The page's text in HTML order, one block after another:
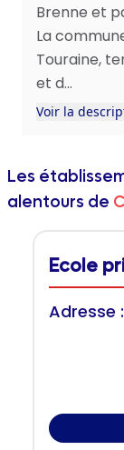
Brenne et
La
Touraine,
et d...
Voir la
Les
alentours de
Ecole
Adresse :